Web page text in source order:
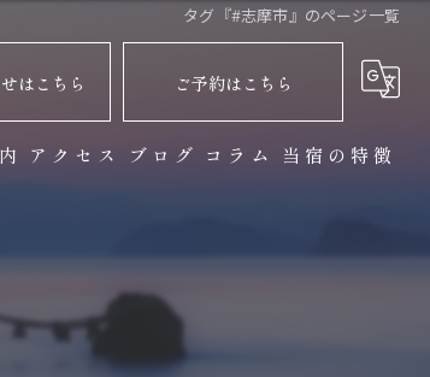
タグ『#志摩市』のページ一覧
はこちら ご予約はこちら
アクセス ブログ コラム 当宿の特徴